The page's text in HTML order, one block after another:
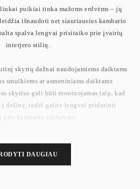
puikiai tinka mažoms erdvėms – jų
išnaudoti net siauriausius kambario
spalva lengvai prisitaiko prie įvairių
interjero stilių.
skyrių dažnai naudojamiems daiktams
smulkiems ar asmeniniams daiktams
skyrius gali būti montuojamas taip, kad
į dešinę, todėl galite lengvai priderinti
prie kambario išdėstymo.
Stalviršis atlaiko iki 45,4 kg, o
iki 4,5 kg, todėl jie patikimai laiko jūsų
DAUGIAU